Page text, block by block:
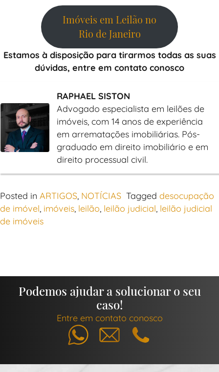
Imóveis em Leilão no
Rio de Janeiro
Estamos à disposição para tirarmos todas as suas
dúvidas, entre em contato conosco
RAPHAEL SISTON
Advogado especialista em leilões de
imóveis, com 14 anos de experiência
em arrematações imobiliárias. Pós-
graduado em direito imobiliário e em
direito processual civil.
Posted in ARTIGOS NOTÍCIAS Tagged desocupação
de imóvel imóveis leilão leilão judicial leilão judicial
de imóveis
Podemos ajudar a solucionar o seu
caso!
Entre em contato conosco
WhatsappE-mail